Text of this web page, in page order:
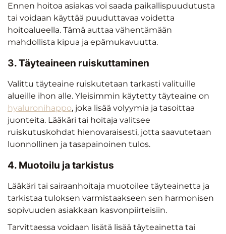
Ennen hoitoa asiakas voi saada paikallispuudutusta
tai voidaan käyttää puuduttavaa voidetta
hoitoalueella. Tämä auttaa vähentämään
mahdollista kipua ja epämukavuutta.
3. Täyteaineen ruiskuttaminen
Valittu täyteaine ruiskutetaan tarkasti valituille
alueille ihon alle. Yleisimmin käytetty täyteaine on
hyaluronihappo, joka lisää volyymia ja tasoittaa
juonteita. Lääkäri tai hoitaja valitsee
ruiskutuskohdat hienovaraisesti, jotta saavutetaan
luonnollinen ja tasapainoinen tulos.
4. Muotoilu ja tarkistus
Lääkäri tai sairaanhoitaja muotoilee täyteainetta ja
tarkistaa tuloksen varmistaakseen sen harmonisen
sopivuuden asiakkaan kasvonpiirteisiin.
Tarvittaessa voidaan lisätä lisää täyteainetta tai